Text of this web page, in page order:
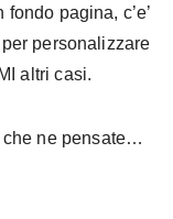
pagina, c’e’
personalizzare
altri casi.
che ne pensate…